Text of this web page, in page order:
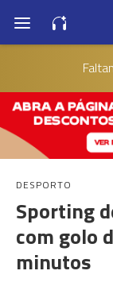
DESPORTO
Sporting
com golo
minutos